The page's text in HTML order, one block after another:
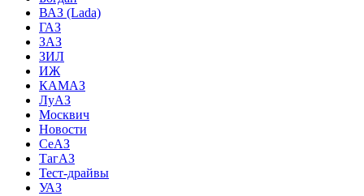
ВАЗ (Lada)
ГАЗ
ЗАЗ
ЗИЛ
ИЖ
КАМАЗ
ЛуАЗ
Москвич
Новости
СеАЗ
ТагАЗ
Тест-драйвы
УАЗ